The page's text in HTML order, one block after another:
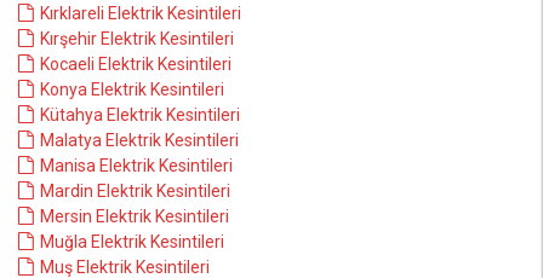
Kırklareli Elektrik Kesintileri
Kırşehir Elektrik Kesintileri
Kocaeli Elektrik Kesintileri
Konya Elektrik Kesintileri
Kütahya Elektrik Kesintileri
Malatya Elektrik Kesintileri
Manisa Elektrik Kesintileri
Mardin Elektrik Kesintileri
Mersin Elektrik Kesintileri
Muğla Elektrik Kesintileri
Muş Elektrik Kesintileri